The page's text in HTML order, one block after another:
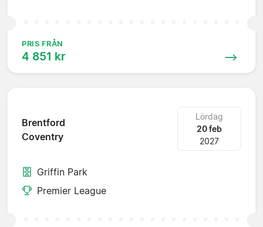
PRIS FRÅN
4 851 kr
Brentford
Coventry
Lördag
20 feb
2027
Griffin Park
Premier League